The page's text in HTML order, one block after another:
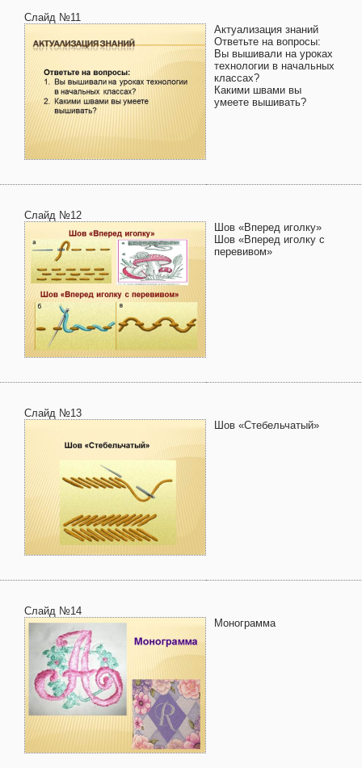
Слайд №11
Актуализация знаний
Ответьте на вопросы:
Вы вышивали на уроках
технологии в начальных
классах?
Какими швами вы
умеете вышивать?
Слайд №12
Шов «Вперед иголку»
Шов «Вперед иголку с
перевивом»
Слайд №13
Шов «Стебельчатый»
Слайд №14
Монограмма